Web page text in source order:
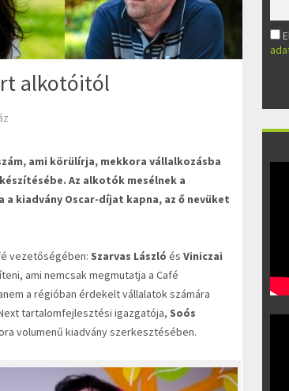
alkotóitól
ami körülírja, mekkora vállalkozásba
Az alkotók mesélnek a
kiadvány Oscar-díjat kapna, az ő nevüket
vezetőségében: Szarvas László és Viniczai
ami nemcsak megmutatja a Café
a régióban érdekelt vállalatok számára
tartalomfejlesztési igazgatója, Soós
volumenű kiadvány szerkesztésében.